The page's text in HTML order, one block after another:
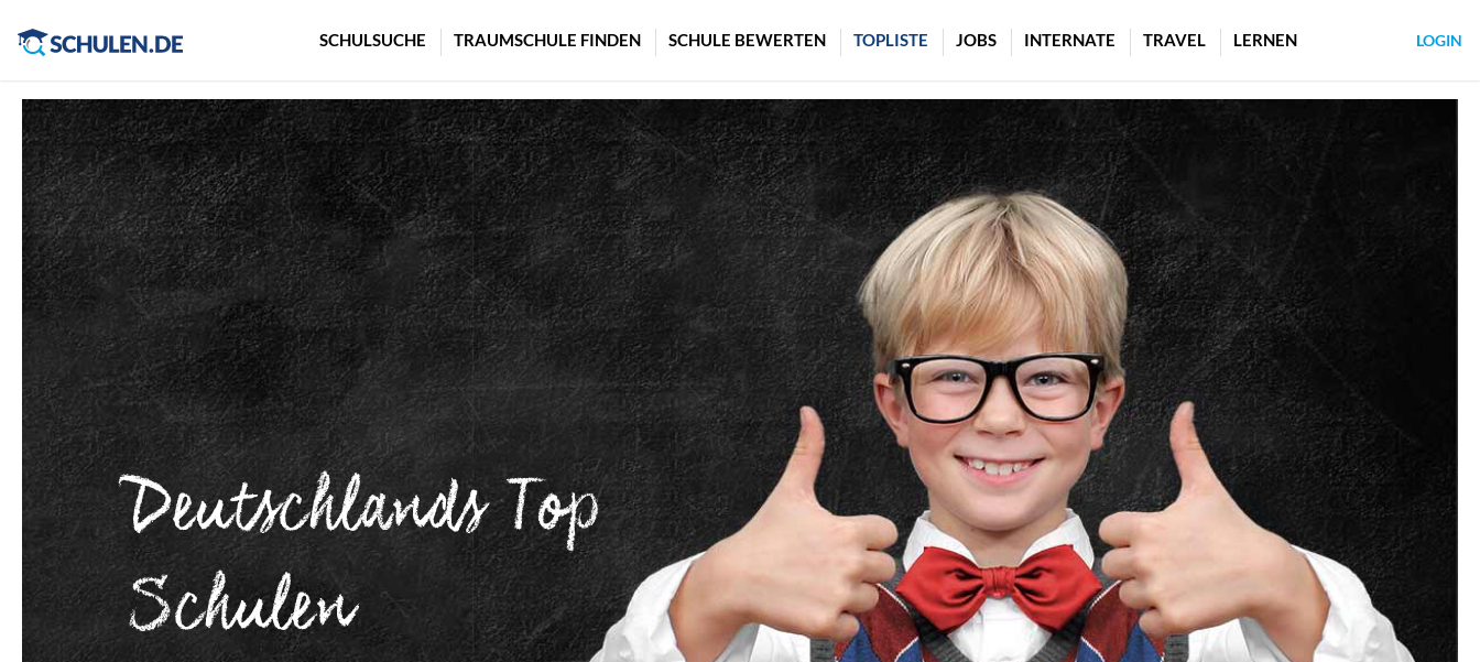
SCHULSUCHE TRAUMSCHULE FINDEN SCHULE BEWERTEN TOPLISTE JOBS INTERNATE TRAVEL LERNEN LOGIN
Deutschlands Top
Schulen